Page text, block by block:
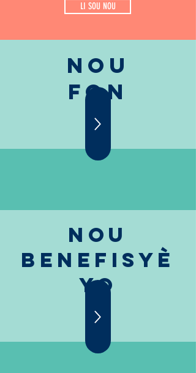
LI SOU NOU
Nou
Fon
Nou
Benefisyè
yo